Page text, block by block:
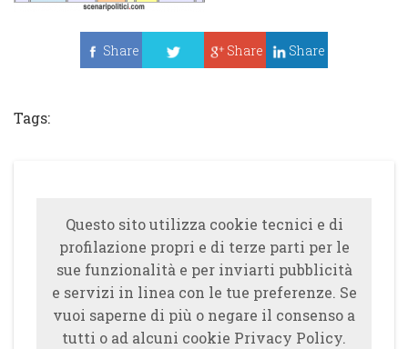
Share
Share Share
Tags:
Questo sito utilizza cookie tecnici e di
profilazione propri e di terze parti per le
sue funzionalità e per inviarti pubblicità
e servizi in linea con le tue preferenze. Se
vuoi saperne di più o negare il consenso a
tutti o ad alcuni cookie Privacy Policy.